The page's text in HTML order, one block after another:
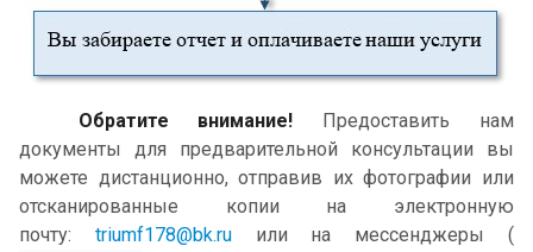
Обратите внимание!
Предоставить нам
документы для предварительной консультации вы
можете дистанционно, отправив их фотографии или
отсканированные копии на электронную
почту: triumf178@bk.ruили на мессенджеры (